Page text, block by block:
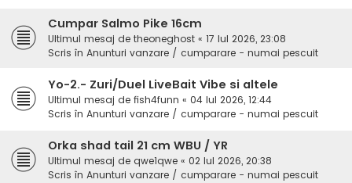
Cumpar Salmo Pike 16cm
Ultimul mesaj de theoneghost « 17 Iul 2026, 23:08
Scris în Anunturi vanzare / cumparare - numai pescuit
Yo-2.- Zuri/Duel LiveBait Vibe si altele
Ultimul mesaj de fish4funn « 04 Iul 2026, 12:44
Scris în Anunturi vanzare / cumparare - numai pescuit
Orka shad tail 21 cm WBU / YR
Ultimul mesaj de qwe1qwe « 02 Iul 2026, 20:38
Scris în Anunturi vanzare / cumparare - numai pescuit